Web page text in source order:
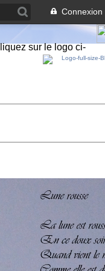
Connexion
sur le logo ci-